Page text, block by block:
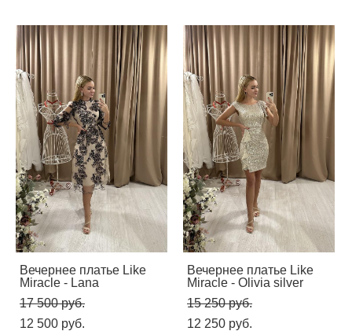
Вечернее платье Like
Miracle - Lana
17 500 pуб.
12 500 pуб.
Вечернее платье Like
Miracle - Olivia silver
15 250 pуб.
12 250 pуб.